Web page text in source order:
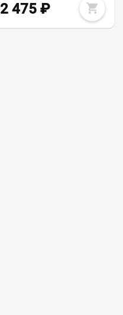
2 475₽